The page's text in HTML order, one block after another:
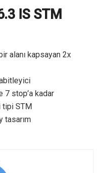
IS STM
alanı kapsayan 2x
7 stop’a kadar
tipi STM
tasarım